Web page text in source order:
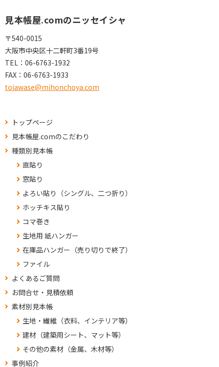
見本帳屋.comのニッセイシャ
〒540-0015
大阪市中央区十二軒町3番19号
TEL： 06-6763-1932
FAX： 06-6763-1933
toiawase@mihonchoya.com
トップページ
見本帳屋.comのこだわり
種類別見本帳
直貼り
窓貼り
よろい貼り（シングル、二つ折り）
ホッチキス貼り
コマ巻き
生地用 紙ハンガー
在庫品ハンガー（売り切りで終了）
ファイル
よくあるご質問
お問合せ・見積依頼
素材別見本帳
生地・繊維（衣料、インテリア等）
建材（建築用シート、マット等）
その他の素材（金属、木材等）
事例紹介